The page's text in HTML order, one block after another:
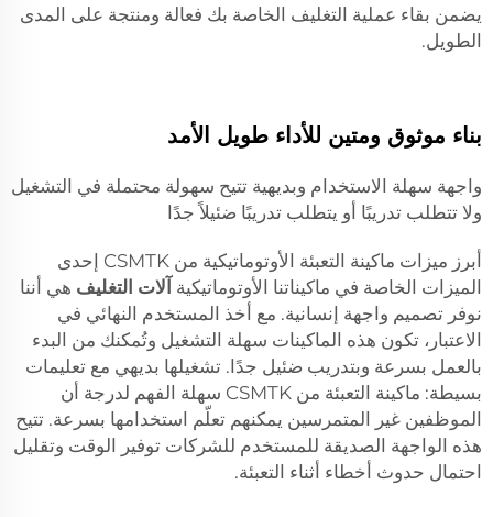
يضمن بقاء عملية التغليف الخاصة بك فعالة ومنتجة على المدى
الطويل.
بناء موثوق ومتين للأداء طويل الأمد
واجهة سهلة الاستخدام وبديهية تتيح سهولة محتملة في التشغيل
ولا تتطلب تدريبًا أو يتطلب تدريبًا ضئيلاً جدًا
أبرز ميزات ماكينة التعبئة الأوتوماتيكية من CSMTK إحدى
الميزات الخاصة في ماكيناتنا الأوتوماتيكية آلات التغليف هي أننا
نوفر تصميم واجهة إنسانية. مع أخذ المستخدم النهائي في
الاعتبار، تكون هذه الماكينات سهلة التشغيل وتُمكنك من البدء
بالعمل بسرعة وبتدريب ضئيل جدًا. تشغيلها بديهي مع تعليمات
بسيطة: ماكينة التعبئة من CSMTK سهلة الفهم لدرجة أن
الموظفين غير المتمرسين يمكنهم تعلّم استخدامها بسرعة. تتيح
هذه الواجهة الصديقة للمستخدم للشركات توفير الوقت وتقليل
احتمال حدوث أخطاء أثناء التعبئة.